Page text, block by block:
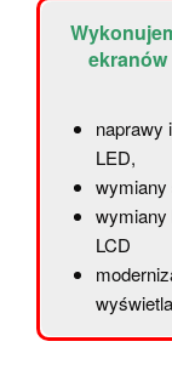
naprawy
LED,
wymiany
LCD